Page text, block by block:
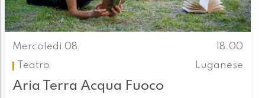
Mercoledì 08
18.00
Teatro
Luganese
Aria Terra Acqua Fuoco